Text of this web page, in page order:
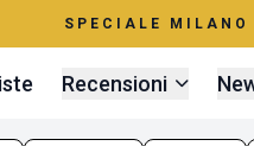
SPECIALE MILANO
Recensioni